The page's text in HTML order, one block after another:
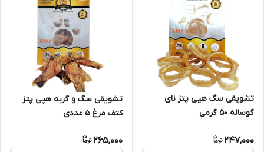
تشویقی سگ هپی پتز نای
گوساله ۵۰ گرمی
247,000
تشویقی سگ و گربه هپی پتز
کتف مرغ ۵ عددی
265,000